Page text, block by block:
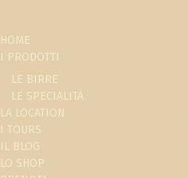
HOME
I PRODOTTI
LE BIRRE
LE SPECIALITÀ
LA LOCATION
I TOURS
IL BLOG
LO SHOP